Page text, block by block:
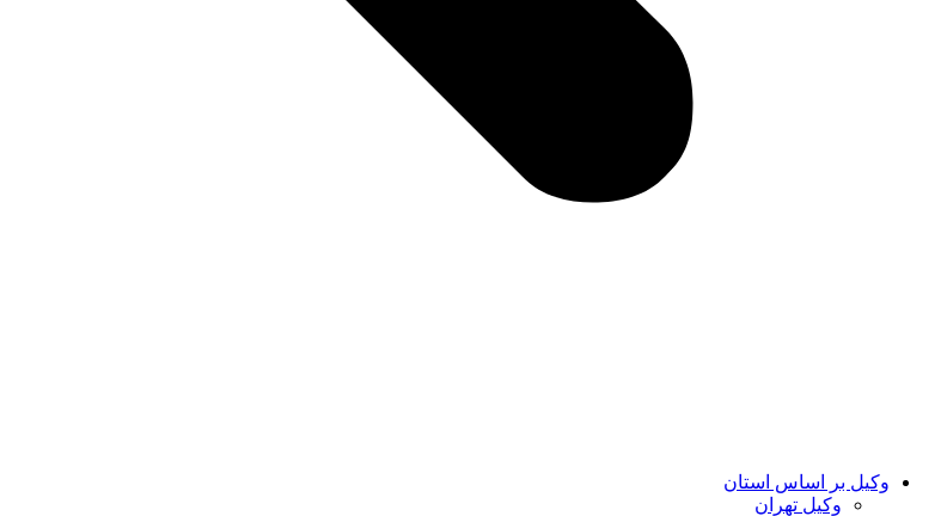
وکیل بر اساس استان
وکیل تهران